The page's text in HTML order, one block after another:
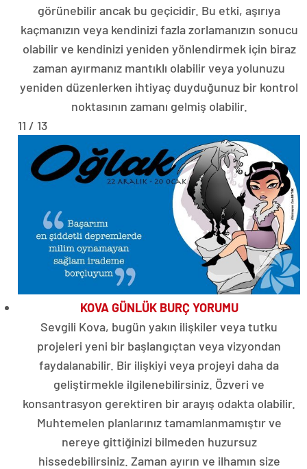
görünebilir ancak bu geçicidir. Bu etki, aşırıya
kaçmanızın veya kendinizi fazla zorlamanızın sonucu
olabilir ve kendinizi yeniden yönlendirmek için biraz
zaman ayırmanız mantıklı olabilir veya yolunuzu
yeniden düzenlerken ihtiyaç duyduğunuz bir kontrol
noktasının zamanı gelmiş olabilir.
11 / 13
KOVA GÜNLÜK BURÇ YORUMU
Sevgili Kova, bugün yakın ilişkiler veya tutku
projeleri yeni bir başlangıçtan veya vizyondan
faydalanabilir. Bir ilişkiyi veya projeyi daha da
geliştirmekle ilgilenebilirsiniz. Özveri ve
konsantrasyon gerektiren bir arayış odakta olabilir.
Muhtemelen planlarınız tamamlanmamıştır ve
nereye gittiğinizi bilmeden huzursuz
hissedebilirsiniz. Zaman ayırın ve ilhamın size